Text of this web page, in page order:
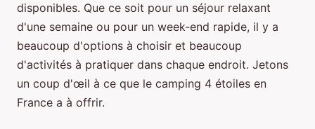
disponibles. Que ce soit pour un séjour relaxant
d'une semaine ou pour un week-end rapide, il y a
beaucoup d'options à choisir et beaucoup
d'activités à pratiquer dans chaque endroit. Jetons
un coup d'œil à ce que le camping 4 étoiles en
France a à offrir.